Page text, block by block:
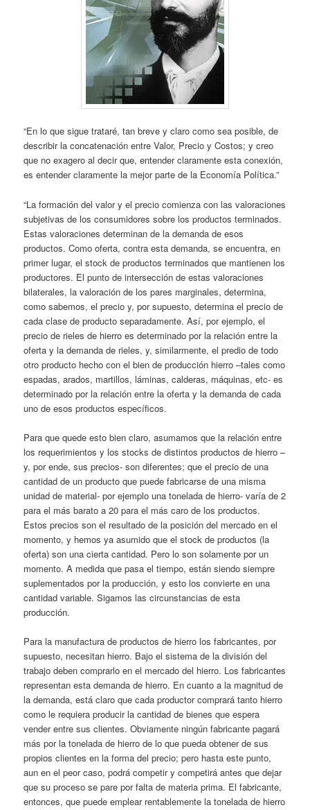
“En lo que sigue trataré, tan breve y claro como sea posible, de
describir la concatenación entre Valor, Precio y Costos; y creo
que no exagero al decir que, entender claramente esta conexión,
es entender claramente la mejor parte de la Economía Política.”
“La formación del valor y el precio comienza con las valoraciones
subjetivas de los consumidores sobre los productos terminados.
Estas valoraciones determinan de la demanda de esos
productos. Como oferta, contra esta demanda, se encuentra, en
primer lugar, el stock de productos terminados que mantienen los
productores. El punto de intersección de estas valoraciones
bilaterales, la valoración de los pares marginales, determina,
como sabemos, el precio y, por supuesto, determina el precio de
cada clase de producto separadamente. Así, por ejemplo, el
precio de rieles de hierro es determinado por la relación entre la
oferta y la demanda de rieles, y, similarmente, el predio de todo
otro producto hecho con el bien de producción hierro –tales como
espadas, arados, martillos, láminas, calderas, máquinas, etc- es
determinado por la relación entre la oferta y la demanda de cada
uno de esos productos específicos.
Para que quede esto bien claro, asumamos que la relación entre
los requerimientos y los stocks de distintos productos de hierro –
y, por ende, sus precios- son diferentes; que el precio de una
cantidad de un producto que puede fabricarse de una misma
unidad de material- por ejemplo una tonelada de hierro- varía de 2
para el más barato a 20 para el más caro de los productos.
Estos precios son el resultado de la posición del mercado en el
momento, y hemos ya asumido que el stock de productos (la
oferta) son una cierta cantidad. Pero lo son solamente por un
momento. A medida que pasa el tiempo, están siendo siempre
suplementados por la producción, y esto los convierte en una
cantidad variable. Sigamos las circunstancias de esta
producción.
Para la manufactura de productos de hierro los fabricantes, por
supuesto, necesitan hierro. Bajo el sistema de la división del
trabajo deben comprarlo en el mercado del hierro. Los fabricantes
representan esta demanda de hierro. En cuanto a la magnitud de
la demanda, está claro que cada productor comprará tanto hierro
como le requiera producir la cantidad de bienes que espera
vender entre sus clientes. Obviamente ningún fabricante pagará
más por la tonelada de hierro de lo que pueda obtener de sus
propios clientes en la forma del precio; pero hasta este punto,
aun en el peor caso, podrá competir y competirá antes que dejar
que su proceso se pare por falta de materia prima. El fabricante,
entonces, que puede emplear rentablemente la tonelada de hierro